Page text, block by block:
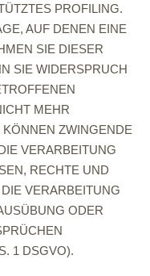
PROFILING.
AUF DENEN EINE
SIE DIESER
SIE WIDERSPRUCH
MEHR
ZWINGENDE
VERARBEITUNG
RECHTE UND
VERARBEITUNG
ODER
1 DSGVO).